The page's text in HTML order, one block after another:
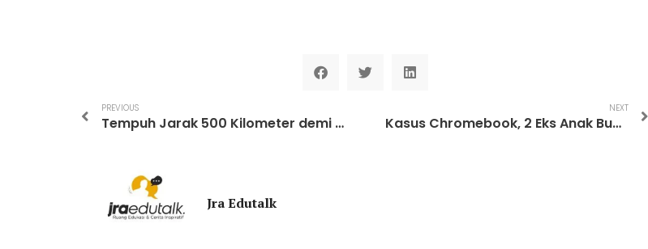
PREVIOUS
Tempuh Jarak 500 Kilometer demi Harapan: Nurul dan Henny Hadiri May Day di Monas
NEXT
Kasus Chromebook, 2 Eks Anak Buah Nadiem Divonis 4 dan 4,5 Tahun Penjara
Jra Edutalk